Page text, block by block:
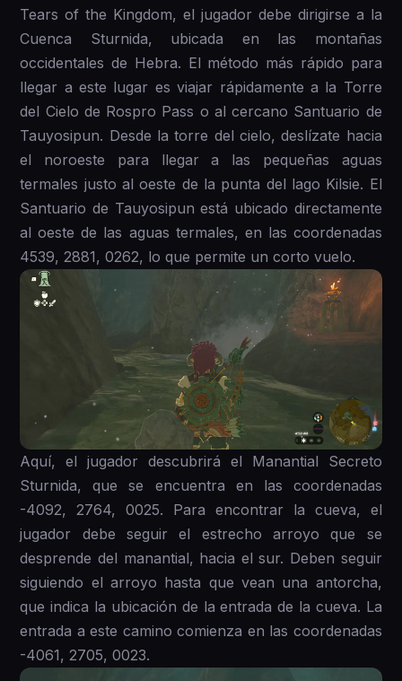
Tears of the Kingdom, el jugador debe dirigirse a la
Cuenca Sturnida, ubicada en las montañas
occidentales de Hebra. El método más rápido para
llegar a este lugar es viajar rápidamente a la Torre
del Cielo de Rospro Pass o al cercano Santuario de
Tauyosipun. Desde la torre del cielo, deslízate hacia
el noroeste para llegar a las pequeñas aguas
termales justo al oeste de la punta del lago Kilsie. El
Santuario de Tauyosipun está ubicado directamente
al oeste de las aguas termales, en las coordenadas
4539, 2881, 0262, lo que permite un corto vuelo.
Aquí, el jugador descubrirá el Manantial Secreto
Sturnida, que se encuentra en las coordenadas
-4092, 2764, 0025. Para encontrar la cueva, el
jugador debe seguir el estrecho arroyo que se
desprende del manantial, hacia el sur. Deben seguir
siguiendo el arroyo hasta que vean una antorcha,
que indica la ubicación de la entrada de la cueva. La
entrada a este camino comienza en las coordenadas
-4061, 2705, 0023.